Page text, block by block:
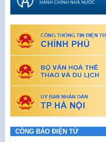
CÔNG BÁO ĐIỆN TỬ